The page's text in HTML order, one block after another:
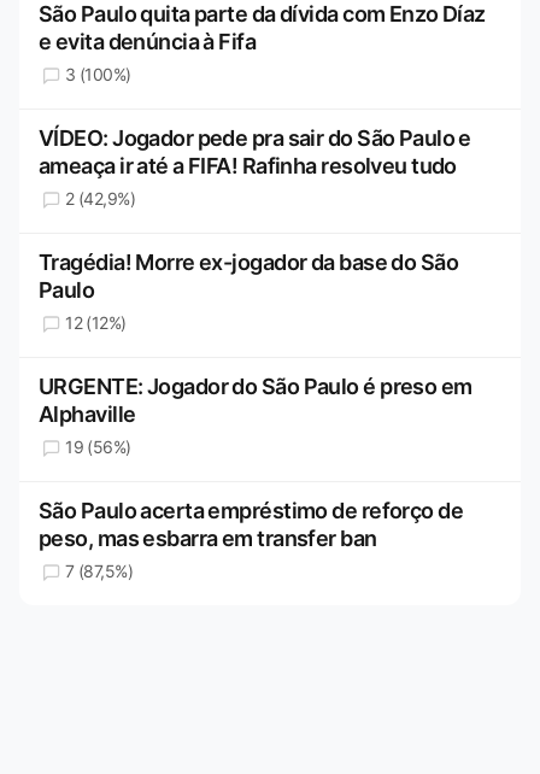
São Paulo quita parte da dívida com Enzo Díaz
e evita denúncia à Fifa
3 (100%)
VÍDEO: Jogador pede pra sair do São Paulo e
ameaça ir até a FIFA! Rafinha resolveu tudo
2 (42,9%)
Tragédia! Morre ex-jogador da base do São
Paulo
12 (12%)
URGENTE: Jogador do São Paulo é preso em
Alphaville
19 (56%)
São Paulo acerta empréstimo de reforço de
peso, mas esbarra em transfer ban
7 (87,5%)